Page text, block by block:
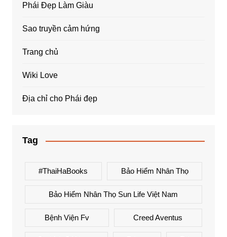
Phái Đẹp Làm Giàu
Sao truyền cảm hứng
Trang chủ
Wiki Love
Địa chỉ cho Phái đẹp
Tag
#ThaiHaBooks Bảo Hiểm Nhân Thọ
Bảo Hiểm Nhân Thọ Sun Life Việt Nam
Bệnh Viện Fv Creed Aventus